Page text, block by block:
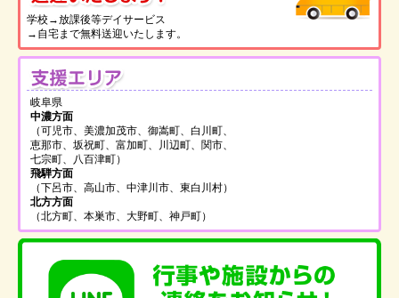
学校→放課後等デイサービス
→自宅まで無料送迎いたします。
岐阜県
中濃方面
（可児市、美濃加茂市、御嵩町、白川町、
恵那市、坂祝町、富加町、川辺町、関市、
七宗町、八百津町）
飛騨方面
（下呂市、高山市、中津川市、東白川村）
北方方面
（北方町、本巣市、大野町、神戸町）